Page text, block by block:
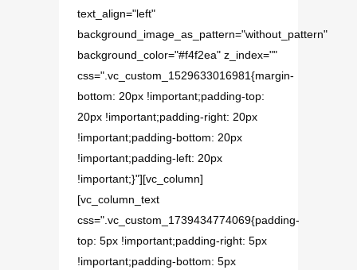
text_align="left"
background_image_as_pattern="without_pattern"
background_color="#f4f2ea" z_index=""
css=".vc_custom_1529633016981{margin-
bottom: 20px !important;padding-top:
20px !important;padding-right: 20px
!important;padding-bottom: 20px
!important;padding-left: 20px
!important;}"][vc_column]
[vc_column_text
css=".vc_custom_1739434774069{padding-
top: 5px !important;padding-right: 5px
!important;padding-bottom: 5px